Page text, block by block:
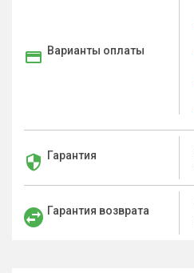
Варианты оплаты
Гарантия
Гарантия возврата